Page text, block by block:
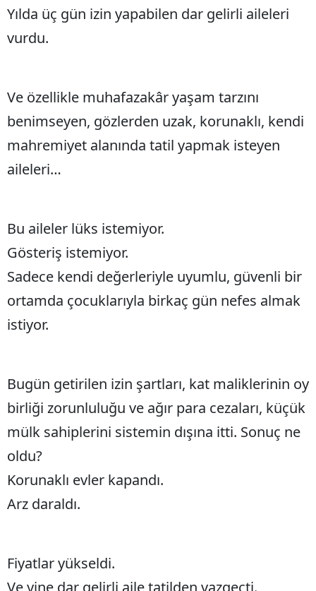
Yılda üç gün izin yapabilen dar gelirli aileleri
vurdu.
Ve özellikle muhafazakâr yaşam tarzını
benimseyen, gözlerden uzak, korunaklı, kendi
mahremiyet alanında tatil yapmak isteyen
aileleri…
Bu aileler lüks istemiyor.
Gösteriş istemiyor.
Sadece kendi değerleriyle uyumlu, güvenli bir
ortamda çocuklarıyla birkaç gün nefes almak
istiyor.
Bugün getirilen izin şartları, kat maliklerinin oy
birliği zorunluluğu ve ağır para cezaları, küçük
mülk sahiplerini sistemin dışına itti. Sonuç ne
oldu?
Korunaklı evler kapandı.
Arz daraldı.
Fiyatlar yükseldi.
Ve yine dar gelirli aile tatilden vazgeçti.